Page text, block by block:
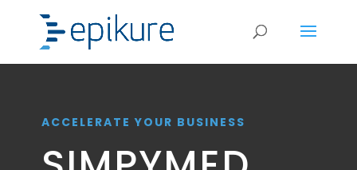
ACCELERATE YOUR BUSINESS